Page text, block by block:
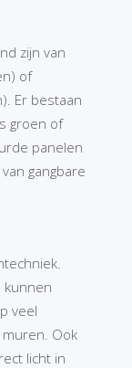
zijn van
of
Er bestaan
groen of
panelen
gangbare
kunnen
veel
muren. Ook
licht in